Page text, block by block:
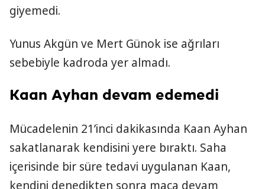
giyemedi.
Yunus Akgün ve Mert Günok ise ağrıları
sebebiyle kadroda yer almadı.
Kaan Ayhan devam edemedi
Mücadelenin 21’inci dakikasında Kaan Ayhan
sakatlanarak kendisini yere bıraktı. Saha
içerisinde bir süre tedavi uygulanan Kaan,
kendini denedikten sonra maça devam